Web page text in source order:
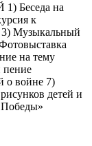
Беседа на
к
Музыкальный
на тему
пение
о войне 7)
детей и
Победы»